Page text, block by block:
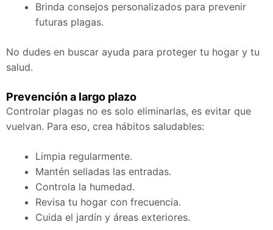
Brinda consejos personalizados para prevenir
futuras plagas.
No dudes en buscar ayuda para proteger tu hogar y tu
salud.
Prevención a largo plazo
Controlar plagas no es solo eliminarlas, es evitar que
vuelvan. Para eso, crea hábitos saludables:
Limpia regularmente.
Mantén selladas las entradas.
Controla la humedad.
Revisa tu hogar con frecuencia.
Cuida el jardín y áreas exteriores.